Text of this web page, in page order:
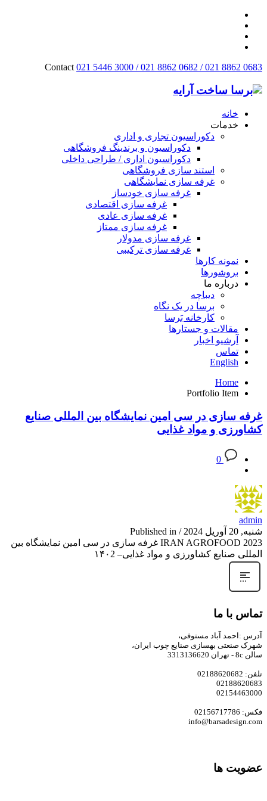
Contact 021 5446 3000 / 021 8862 0682 / 021 8862 0683
خانه
خدمات
دکوراسیون تجاری و اداری
دکوراسیون و برندینگ فروشگاهی
دکوراسیون اداری / طراحی داخلی
استند سازی فروشگاهی
غرفه سازی نمایشگاهی
غرفه سازی خودساز
غرفه سازی اقتصادی
غرفه سازی عادی
غرفه سازی ممتاز
غرفه سازی مدولار
غرفه سازی ترکیبی
نمونه کارها
بروشورها
درباره ما
دیباچه
برسا در یک نگاه
کارخانه بَرسا
مقالات و جستارها
آرشیو اخبار
تماس
English
Home
Portfolio Item
غرفه سازی در سی امین نمایشگاه بین المللی صنایع
کشاورزی و مواد غذایی
0
admin
شنبه, 20 آوریل 2024
/
Published in
IRAN AGROFOOD 2023 غرفه سازی در سی امین نمایشگاه بین
المللی صنایع کشاورزی و مواد غذایی– ۱۴۰2
تماس با ما
آدرس :احمد آباد مستوفی،
شهرک صنعتی بهسازی صنایع چوب ایران،
سالن 8c - تهران 3313136620
تلفن: 02188620682
02188620683
02154463000
فکس: 02156717786
info@barsadesign.com
عضویت ها